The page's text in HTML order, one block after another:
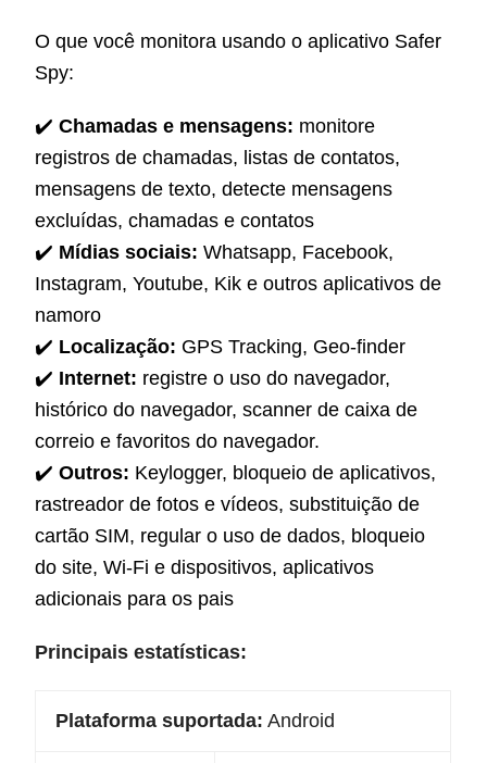
O que você monitora usando o aplicativo Safer
Spy:
✔️Chamadas e mensagens: monitore
registros de chamadas, listas de contatos,
mensagens de texto, detecte mensagens
excluídas, chamadas e contatos
✔️ Mídias sociais: Whatsapp, Facebook,
Instagram, Youtube, Kik e outros aplicativos de
namoro
✔️ Localização: GPS Tracking, Geo-finder
✔️ Internet: registre o uso do navegador,
histórico do navegador, scanner de caixa de
correio e favoritos do navegador.
✔️ Outros: Keylogger, bloqueio de aplicativos,
rastreador de fotos e vídeos, substituição de
cartão SIM, regular o uso de dados, bloqueio
do site, Wi-Fi e dispositivos, aplicativos
adicionais para os pais
Principais estatísticas:
Plataforma suportada: Android